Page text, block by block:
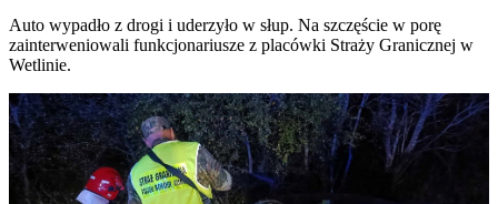
Auto wypadło z drogi i uderzyło w słup. Na szczęście w porę
zainterweniowali funkcjonariusze z placówki Straży Granicznej w
Wetlinie.